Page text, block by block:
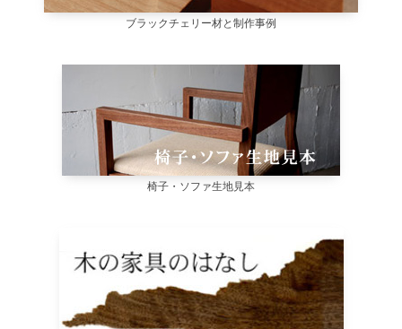
ブラックチェリー材と制作事例
椅子・ソファ生地見本